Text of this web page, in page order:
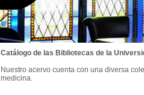
Catálogo de las Bibliotecas de la
Nuestro acervo cuenta con una diversa
medicina.